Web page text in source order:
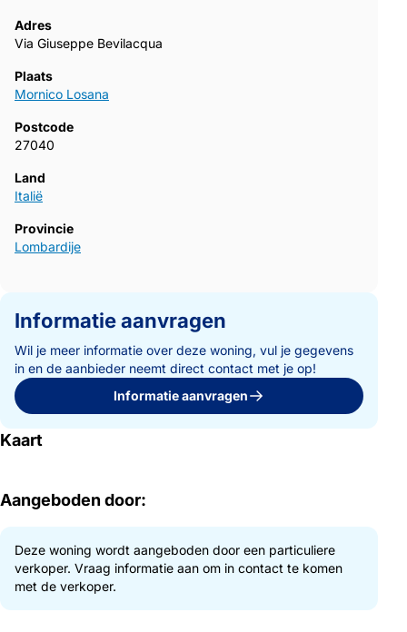
Adres
Via Giuseppe Bevilacqua
Plaats
Mornico Losana
Postcode
27040
Land
Italië
Provincie
Lombardije
Informatie aanvragen
Wil je meer informatie over deze woning, vul je gegevens
in en de aanbieder neemt direct contact met je op!
Informatie aanvragen
Kaart
Aangeboden door:
Deze woning wordt aangeboden door een particuliere
verkoper. Vraag informatie aan om in contact te komen
met de verkoper.